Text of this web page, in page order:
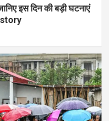
इस दिन की बड़ी घटनाएं